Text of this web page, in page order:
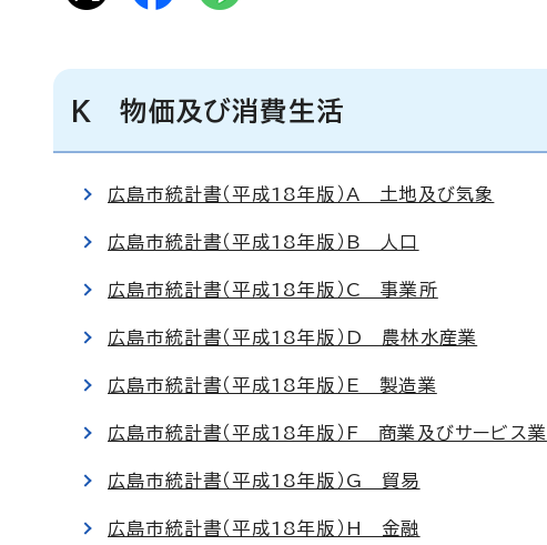
K 物価及び消費生活
広島市統計書（平成18年版）A 土地及び気象
広島市統計書（平成18年版）B 人口
広島市統計書（平成18年版）C 事業所
広島市統計書（平成18年版）D 農林水産業
広島市統計書（平成18年版）E 製造業
広島市統計書（平成18年版）F 商業及びサービス業
広島市統計書（平成18年版）G 貿易
広島市統計書（平成18年版）H 金融